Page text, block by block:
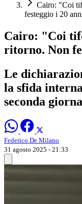
Cairo: "Coi
festeggio i 20
Cairo: "Coi
ritorno. Non
Le
la sfida
seconda
Federico De Milano
31 agosto 2025 - 21:33